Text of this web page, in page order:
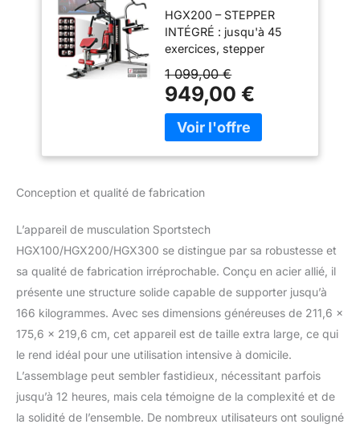
Multifonction
HGX200 – STEPPER
INTÉGRÉ : jusqu'à 45
exercices, stepper
power ropes et barre de
tirage latéral, poids
enfichables jusqu'à 55
kg. ENTRAÎNEMENT
abdominaux à la maison
multifonction avec barre
de traction, poulies
extra-larges et poids
EXERCICES VARIÉS :
tirage vertical, développé,
extension et flexion des
jambes, biceps et triceps
– une seule station
polyvalente adaptée aux
débutants comme aux
confirmés. CONFORT ET
1 099,00 €
949,00 €
Conception et qualité de fabrication
L’appareil de musculation Sportstech
HGX100/HGX200/HGX300 se distingue par sa robustesse et
sa qualité de fabrication irréprochable. Conçu en acier allié, il
présente une structure solide capable de supporter jusqu’à
166 kilogrammes. Avec ses dimensions généreuses de 211,6 x
175,6 x 219,6 cm, cet appareil est de taille extra large, ce qui
le rend idéal pour une utilisation intensive à domicile.
L’assemblage peut sembler fastidieux, nécessitant parfois
jusqu’à 12 heures, mais cela témoigne de la complexité et de
la solidité de l’ensemble. De nombreux utilisateurs ont souligné